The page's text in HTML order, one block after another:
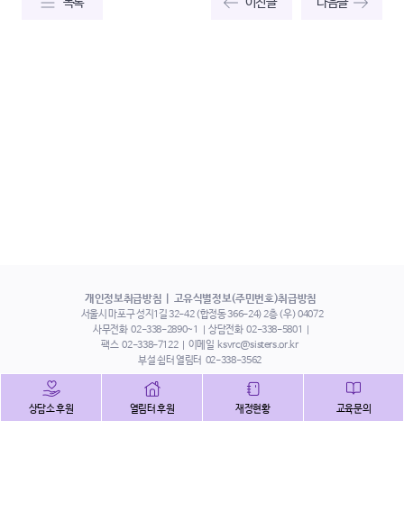
개인정보취급방침 고유식별정보(주민번호)취급방침
서울시 마포구 성지1길 32-42 (합정동 366-24) 2층 (우) 04072
사무전화 02-338-2890~1 상담전화 02-338-5801
팩스 02-338-7122 이메일 ksvrc@sisters.or.kr
부설 쉼터 열림터 02-338-3562
상담소 후원 열림터 후원 재정현황 교육문의